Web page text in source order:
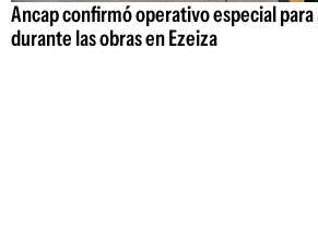
Ancap confirmó operativo especial
durante las obras en Ezeiza